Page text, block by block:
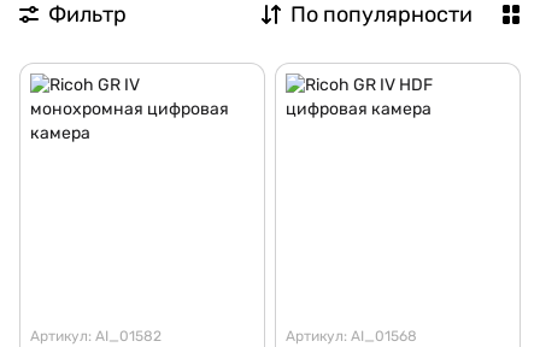
Фильтр По популярности
Артикул: AI_01582 Артикул: AI_01568